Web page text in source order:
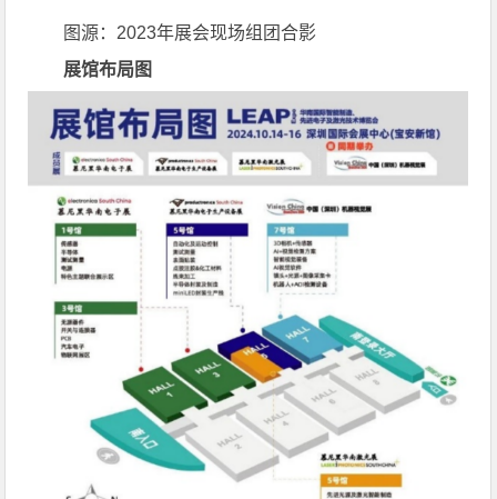
图源：2023年展会现场组团合影
展馆布局图